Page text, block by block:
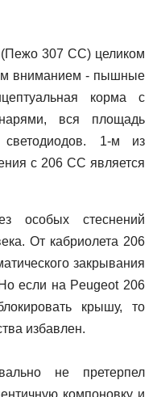
307 CC) целиком
вниманием - пышные
корма с
вся площадь
1-м из
с 206 CC является
особых стеснений
От кабриолета 206
закрывания
если на Peugeot 206
крышу, то
избавлен.
не претерпел
компоновку и